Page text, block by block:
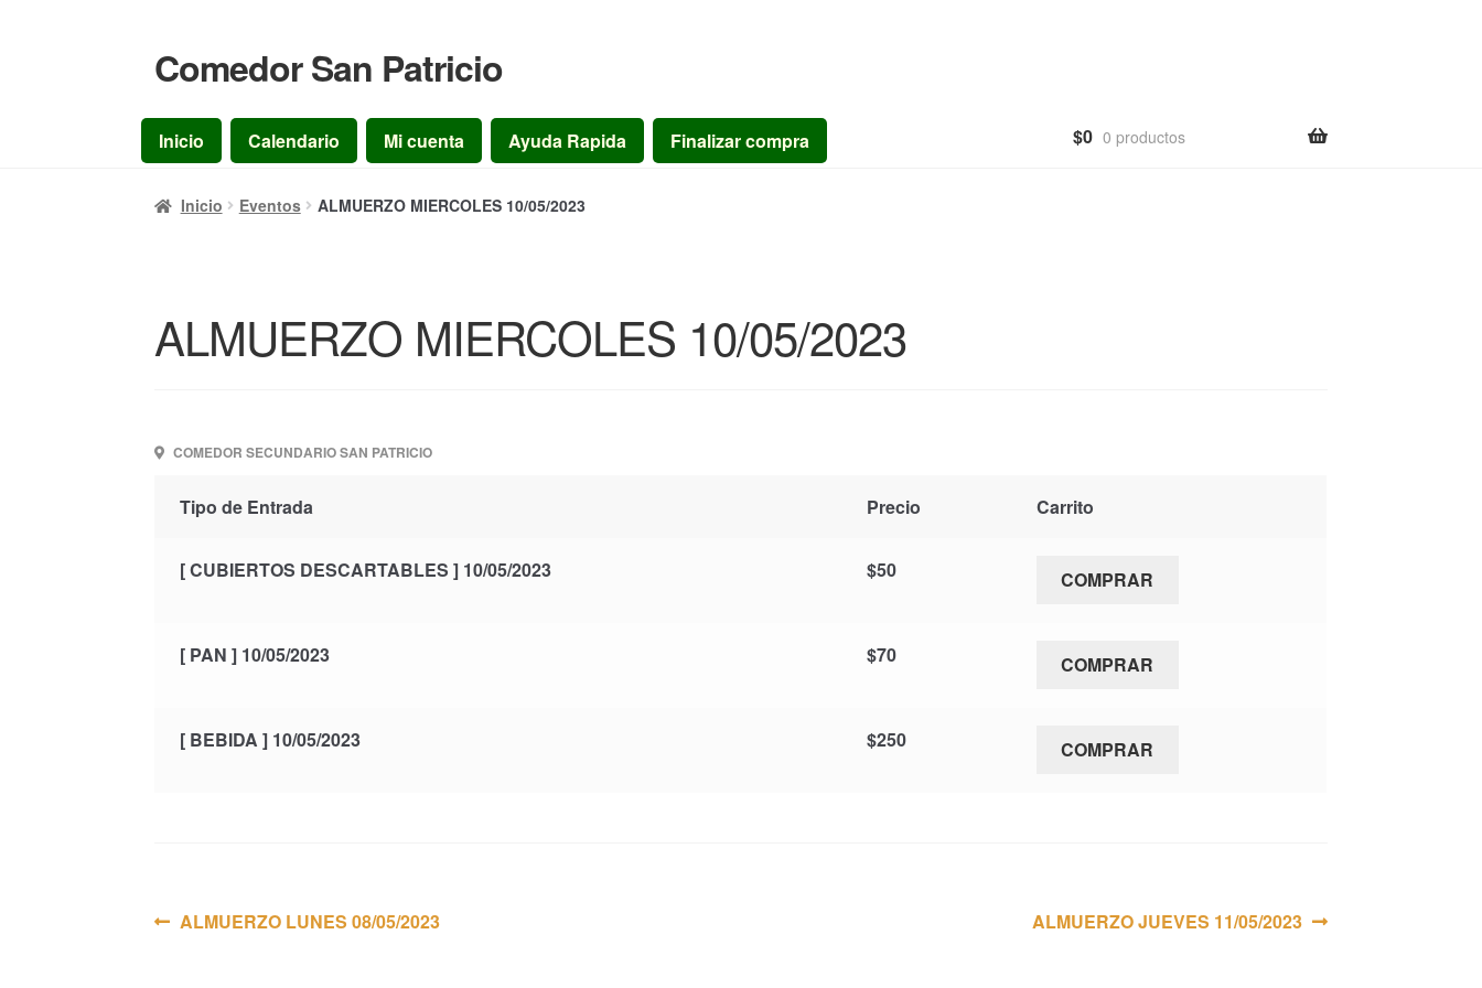
Ir
a
la
navegación
Ir
al
contenido
Comedor San Patricio
Inicio Calendario Mi cuenta Ayuda Rapida Finalizar compra $0 0 productos
Inicio Eventos ALMUERZO MIERCOLES 10/05/2023
ALMUERZO MIERCOLES 10/05/2023
COMEDOR SECUNDARIO SAN PATRICIO
Tipo de Entrada Precio Carrito
[ CUBIERTOS DESCARTABLES ] 10/05/2023 $50 COMPRAR
[ PAN ] 10/05/2023 $70 COMPRAR
[ BEBIDA ] 10/05/2023 $250 COMPRAR
Navegación
Anterior:
ALMUERZO LUNES 08/05/2023 Siguiente:
ALMUERZO JUEVES 11/05/2023